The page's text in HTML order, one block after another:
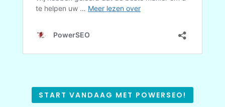
START VANDAAG MET POWERSEO!